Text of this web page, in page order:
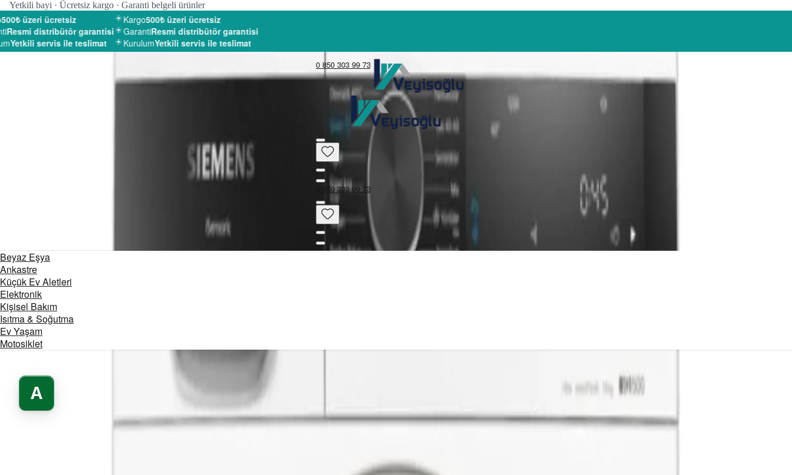
Yetkili bayi · Ücretsiz kargo · Garanti belgeli ürünler
üzeri ücretsiz
Resmi distribütör garantisi
Yetkili servis ile teslimat
Kargo500₺ üzeri ücretsiz
GarantiResmi distribütör garantisi
KurulumYetkili servis ile teslimat
0 850 303 99 73
0 850 303 99 73
Beyaz Eşya
Ankastre
Küçük Ev Aletleri
Elektronik
Kişisel Bakım
Isıtma & Soğutma
Ev Yaşam
Motosiklet
A